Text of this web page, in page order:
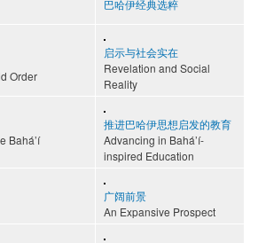
巴哈伊经典选粹
Order
启示与社会实在
Revelation and Social
Reality
Bahá’í
推进巴哈伊思想启发的教育
Advancing in Bahá’í-
inspired Education
广阔前景
An Expansive Prospect